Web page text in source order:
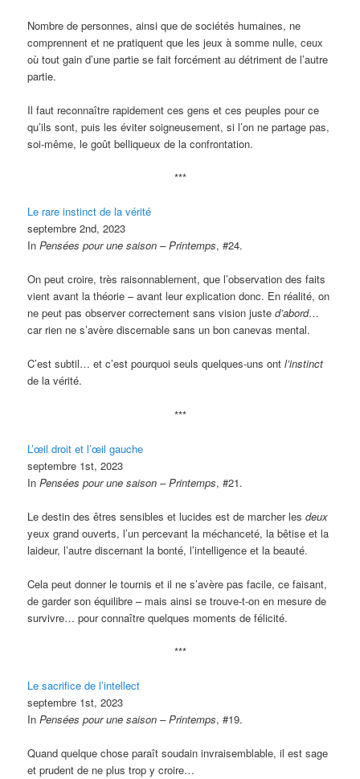
Nombre de personnes, ainsi que de sociétés humaines, ne
comprennent et ne pratiquent que les jeux à somme nulle, ceux
où tout gain d’une partie se fait forcément au détriment de l’autre
partie.
Il faut reconnaître rapidement ces gens et ces peuples pour ce
qu’ils sont, puis les éviter soigneusement, si l’on ne partage pas,
soi-même, le goût belliqueux de la confrontation.
***
Le rare instinct de la vérité
septembre 2nd, 2023
InPensées pour une saison – Printemps, #24.
On peut croire, très raisonnablement, que l’observation des faits
vient avant la théorie – avant leur explication donc. En réalité, on
ne peut pas observer correctement sans vision justed’abord…
car rien ne s’avère discernable sans un bon canevas mental.
C’est subtil… et c’est pourquoi seuls quelques-uns ontl’instinct
de la vérité.
***
L’œil droit et l’œil gauche
septembre 1st, 2023
InPensées pour une saison – Printemps, #21.
Le destin des êtres sensibles et lucides est de marcher lesdeux
yeux grand ouverts, l’un percevant la méchanceté, la bêtise et la
laideur, l’autre discernant la bonté, l’intelligence et la beauté.
Cela peut donner le tournis et il ne s’avère pas facile, ce faisant,
de garder son équilibre – mais ainsi se trouve-t-on en mesure de
survivre… pour connaître quelques moments de félicité.
***
Le sacrifice de l’intellect
septembre 1st, 2023
InPensées pour une saison – Printemps, #19.
Quand quelque chose paraît soudain invraisemblable, il est sage
et prudent de ne plus trop y croire…